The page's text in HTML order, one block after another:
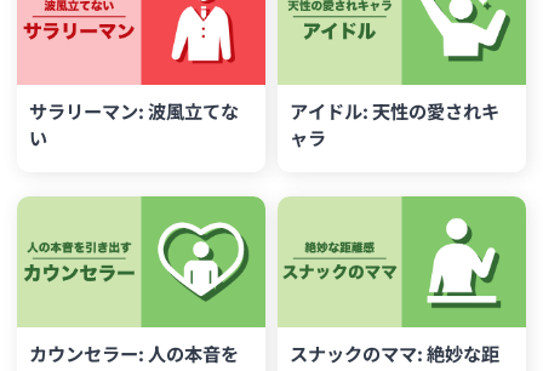
サラリーマン: 波風立てな
い
アイドル: 天性の愛されキ
ャラ
カウンセラー: 人の本音を
スナックのママ: 絶妙な距